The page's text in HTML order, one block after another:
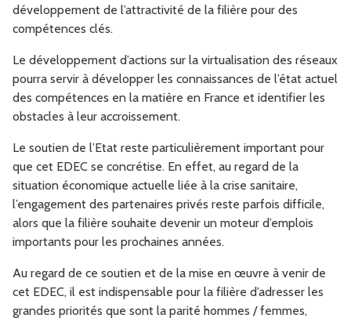
développement de l’attractivité de la filière pour des
compétences clés.
Le développement d’actions sur la virtualisation des réseaux
pourra servir à développer les connaissances de l’état actuel
des compétences en la matière en France et identifier les
obstacles à leur accroissement.
Le soutien de l’Etat reste particulièrement important pour
que cet EDEC se concrétise. En effet, au regard de la
situation économique actuelle liée à la crise sanitaire,
l’engagement des partenaires privés reste parfois difficile,
alors que la filière souhaite devenir un moteur d’emplois
importants pour les prochaines années.
Au regard de ce soutien et de la mise en œuvre à venir de
cet EDEC, il est indispensable pour la filière d’adresser les
grandes priorités que sont la parité hommes / femmes,